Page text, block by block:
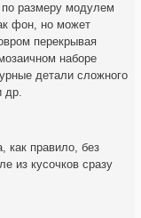
размеру модулем
фон, но может
перекрывая
наборе
детали сложного
др.
как правило, без
из кусочков сразу